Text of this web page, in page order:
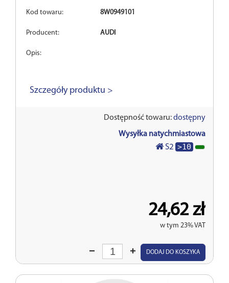
Kod towaru: 8W0949101
Producent: AUDI
Opis:
Szczegóły produktu >
Dostępność towaru:dostępny
Wysyłka natychmiastowa
S2 >10
24,62 zł
w tym 23% VAT
Wprowadź
DODAJ DO KOSZYKA